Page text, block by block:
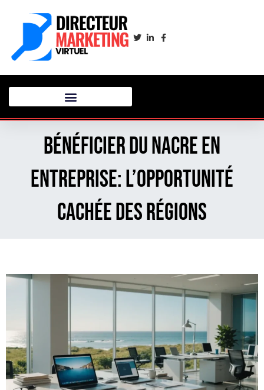
Bénéficier du nacre en
entreprise: l’opportunité
cachée des régions